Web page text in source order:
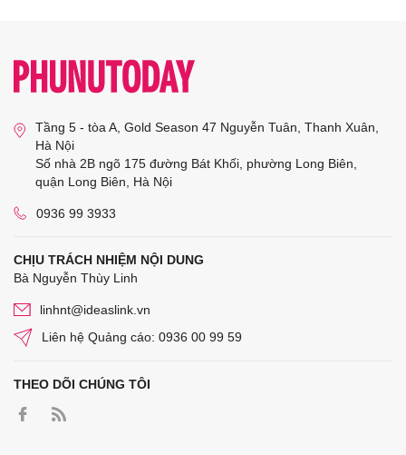
Tầng 5 - tòa A, Gold Season 47 Nguyễn Tuân, Thanh Xuân,
Hà Nội
Số nhà 2B ngõ 175 đường Bát Khối, phường Long Biên,
quận Long Biên, Hà Nội
0936 99 3933
CHỊU TRÁCH NHIỆM NỘI DUNG
Bà Nguyễn Thùy Linh
linhnt@ideaslink.vn
Liên hệ Quảng cáo: 0936 00 99 59
THEO DÕI CHÚNG TÔI